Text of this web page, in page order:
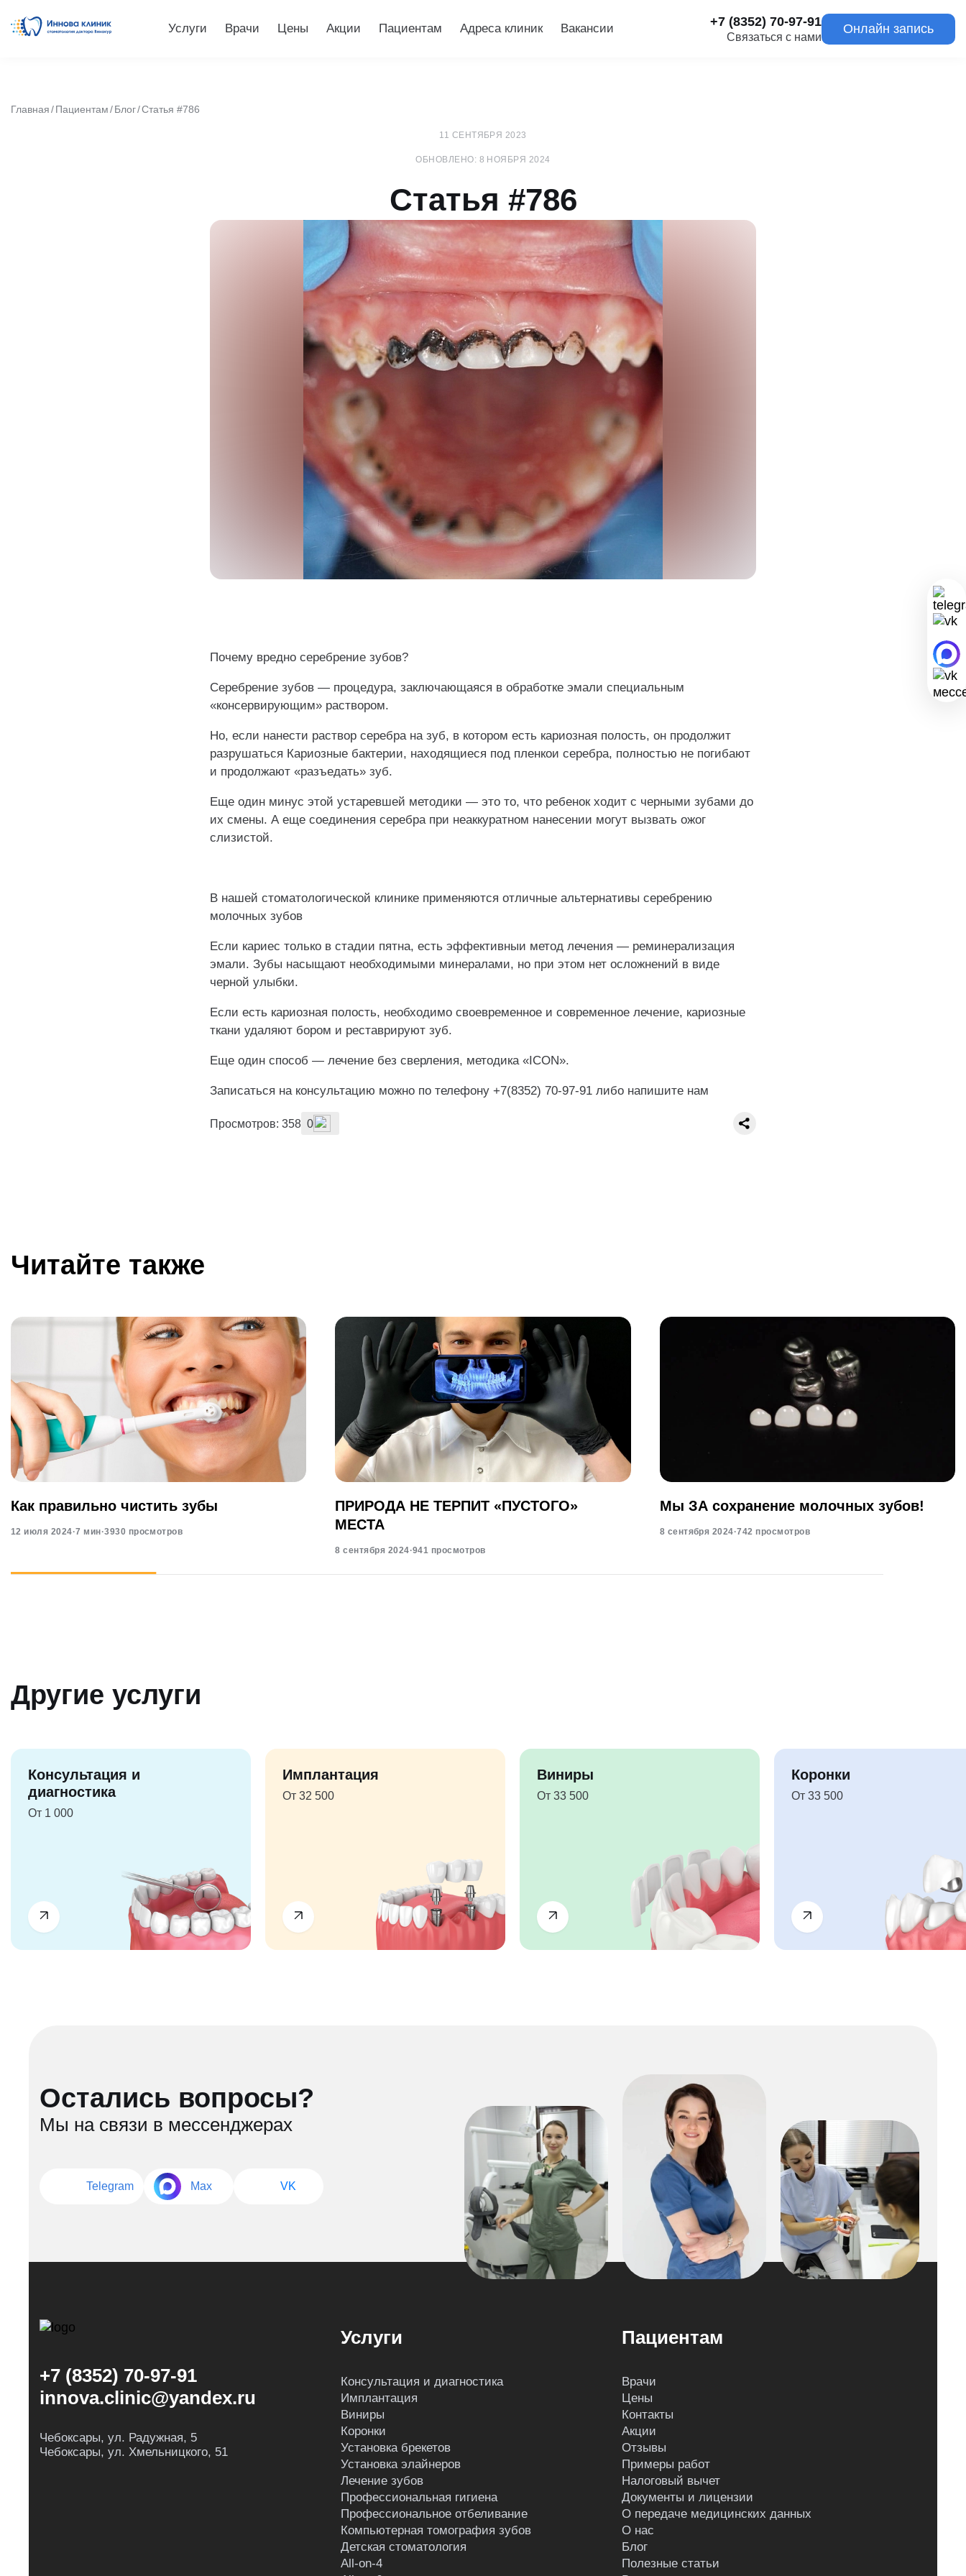
Услуги Врачи Цены Акции Пациентам Адреса клиник Вакансии +7 (8352) 70-97-91
Связаться с нами
Онлайн запись
Главная Пациентам Блог Статья #786
11 СЕНТЯБРЯ 2023
ОБНОВЛЕНО: 8 НОЯБРЯ 2024
Статья #786
Почему вредно серебрение зубов?
Серебрение зубов — процедура, заключающаяся в обработке эмали специальным
«консервирующим» раствором.
️Но, если нанести раствор серебра на зуб, в котором есть кариозная полость, он продолжит
разрушаться Кариозные бактерии, находящиеся под пленкои‌ серебра, полностью не погибают
и продолжают «разъедать» зуб.
Еще‌ один минус этой устаревшей методики — это то, что ребенок ходит с че‌рными зубами до
их смены. А еще‌ соединения серебра при неаккуратном нанесении могут вызвать ожог
слизистой.
В нашей стоматологической клинике применяются отличные альтернативы серебрению
молочных зубов
Если кариес только в стадии пятна, есть эффективныи‌ метод лечения — реминерализация
эмали. Зубы насыщают необходимыми минералами, но при этом нет осложнений в виде
че‌рной улыбки.
Если есть кариозная полость, необходимо своевременное и современное лечение, кариозные
ткани удаляют бором и реставрируют зуб.
Еще‌ один способ — лечение без сверления, методика «ICON».
Записаться на консультацию можно по телефону +7(8352) 70-97-91 либо напишите нам
Просмотров: 358 0
Читайте также
Как правильно чистить зубы
12 июля 2024·7 мин·3930 просмотров
ПРИРОДА НЕ ТЕРПИТ «ПУСТОГО»
МЕСТА
8 сентября 2024·941 просмотров
Мы ЗА сохранение молочных зубов!
8 сентября 2024·742 просмотров
Другие услуги
Консультация и
диагностика
От 1 000
Имплантация
От 32 500
Виниры
От 33 500
Коронки
От 33 500
Остались вопросы?
Мы на связи в мессенджерах
Telegram Max VK
+7 (8352) 70-97-91
innova.clinic@yandex.ru
Чебоксары, ул. Радужная, 5
Чебоксары, ул. Хмельницкого, 51
Услуги
Консультация и диагностика
Имплантация
Виниры
Коронки
Установка брекетов
Установка элайнеров
Лечение зубов
Профессиональная гигиена
Профессиональное отбеливание
Компьютерная томография зубов
Детская стоматология
All-on-4
Пациентам
Врачи
Цены
Контакты
Акции
Отзывы
Примеры работ
Налоговый вычет
Документы и лицензии
О передаче медицинских данных
О нас
Блог
Полезные статьи